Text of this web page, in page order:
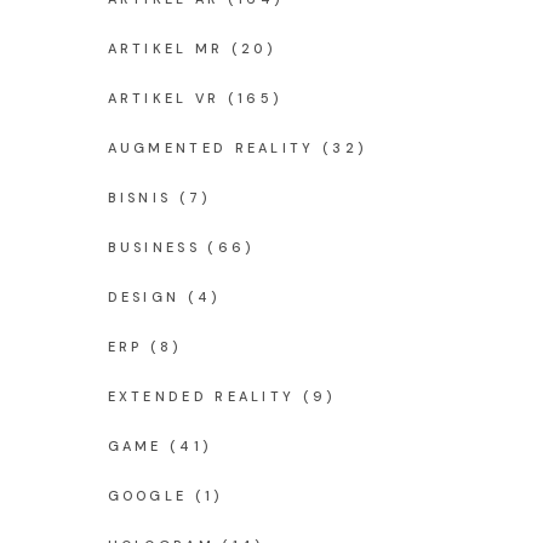
ARTIKEL MR (20)
ARTIKEL VR (165)
AUGMENTED REALITY (32)
BISNIS (7)
BUSINESS (66)
DESIGN (4)
ERP (8)
EXTENDED REALITY (9)
GAME (41)
GOOGLE (1)